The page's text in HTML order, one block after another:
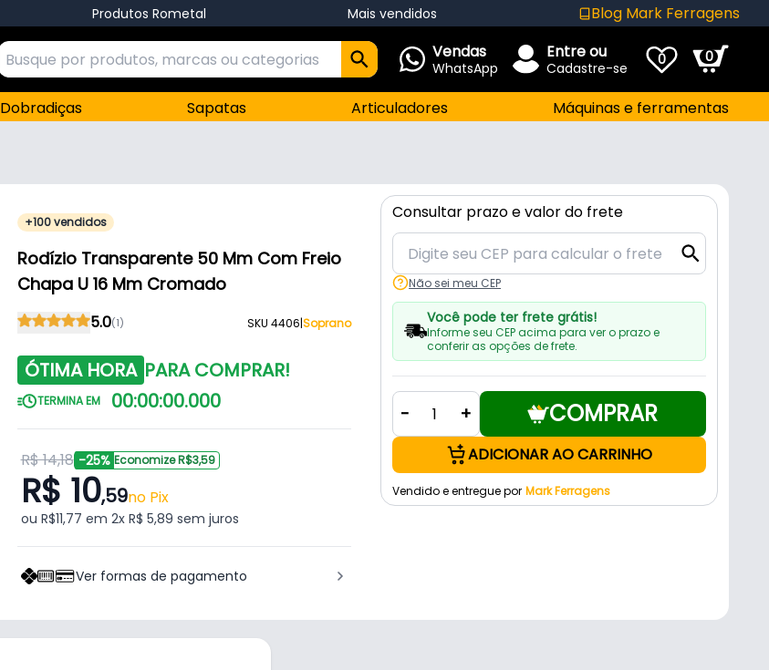
Produtos Rometal Mais vendidos Blog Mark Ferragens
Vendas
WhatsApp
Entre ou
Cadastre-se 0 0
Dobradiças Sapatas Articuladores Máquinas e ferramentas
+100 vendidos
Rodízio Transparente 50 Mm Com Freio
Chapa U 16 Mm Cromado
5.0(1) SKU 4406|Soprano
ÓTIMA HORA PARA COMPRAR!
TERMINA EM 00:00:00.000
R$ 14,18 -25% Economize R$3,59
R$ 10,59no Pix
ou R$11,77 em 2x R$ 5,89 sem juros
Ver formas de pagamento
Consultar prazo e valor do frete
Não sei meu CEP
Você pode ter frete grátis!
Informe seu CEP acima para ver o prazo e
conferir as opções de frete.
- + COMPRAR
ADICIONAR AO CARRINHO
Vendido e entregue por Mark Ferragens